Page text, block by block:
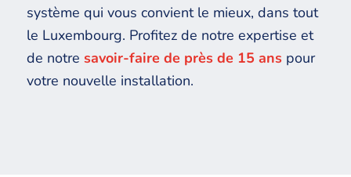
système qui vous convient le mieux, dans tout
le Luxembourg. Profitez de notre expertise et
de notre savoir-faire de près de 15 anspour
votre nouvelle installation.